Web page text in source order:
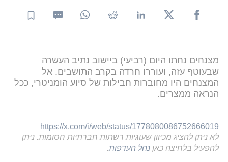
מצנחים נחתו היום (רביעי) ביישוב נתיב העשרה
שבעוטף עזה, ועוררו חרדה בקרב התושבים. אל
המצנחים היו מחוברות חבילות של סיוע הומניטרי, ככל
הנראה ממצרים.
https://x.com/i/web/status/1778080086752666019
לא ניתן להציג מכיוון שעוגיות רשתות חברתיות חסומות. ניתן
להפעיל בלחיצה כאן נהל העדפות.